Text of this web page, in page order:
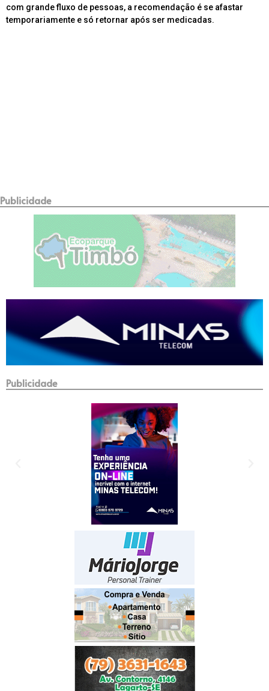
com grande fluxo de pessoas, a recomendação é se afastar
temporariamente e só retornar após ser medicadas.
Publicidade
Publicidade